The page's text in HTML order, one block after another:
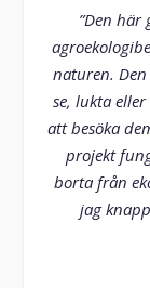
”Den
naturen.
se, lukta
att besöka
projekt
borta från
jag